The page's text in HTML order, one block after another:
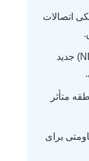
اتصالات
توسعه روش‌های غیرمخرب (NDT) جدید
متأثر
برای